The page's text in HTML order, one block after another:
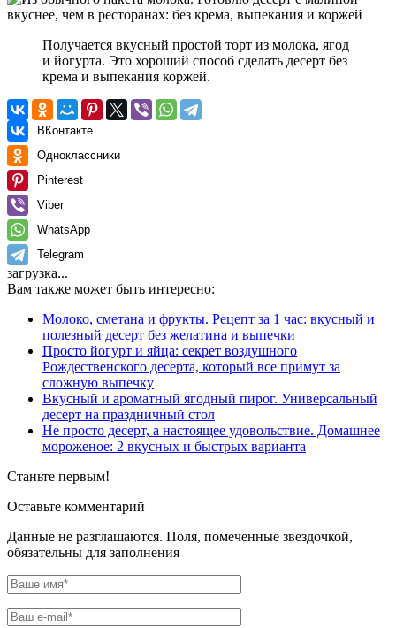
Получается вкусный простой торт из молока, ягод
и йогурта. Это хороший способ сделать десерт без
крема и выпекания коржей.
ВКонтакте
Одноклассники
Pinterest
Viber
WhatsApp
Telegram
загрузка...
Вам также может быть интересно:
Молоко, сметана и фрукты. Рецепт за 1 час: вкусный и
полезный десерт без желатина и выпечки
Просто йогурт и яйца: секрет воздушного
Рождественского десерта, который все примут за
сложную выпечку
Вкусный и ароматный ягодный пирог. Универсальный
десерт на праздничный стол
Не просто десерт, а настоящее удовольствие. Домашнее
мороженое: 2 вкусных и быстрых варианта
Станьте первым!
Оставьте комментарий
Данные не разглашаются. Поля, помеченные звездочкой,
обязательны для заполнения